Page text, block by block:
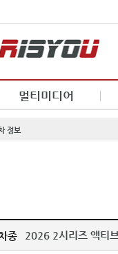
멀티미디어
정보
종 2026 2시리즈 액티